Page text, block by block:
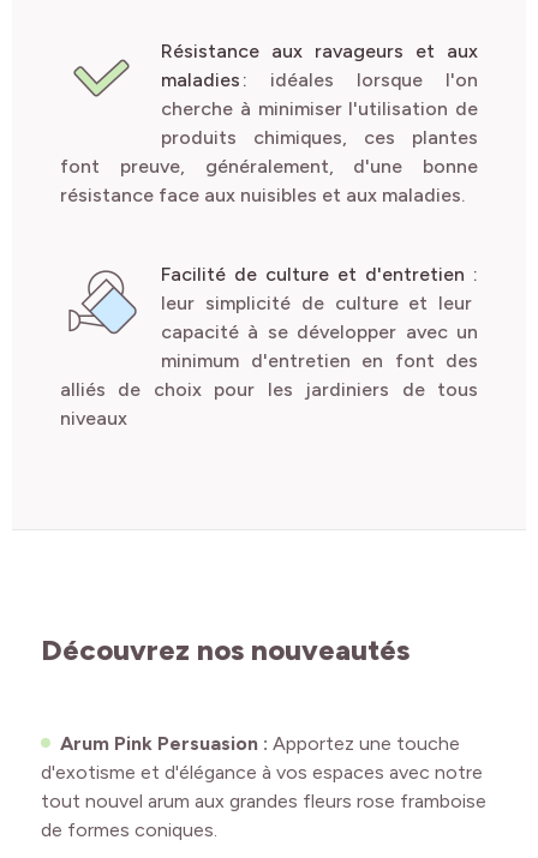
Résistance aux ravageurs et aux
maladies : idéales lorsque l'on
cherche à minimiser l'utilisation de
produits chimiques, ces plantes
font preuve, généralement, d'une bonne
résistance face aux nuisibles et aux maladies.
Facilité de culture et d'entretien :
leur simplicité de culture et leur
capacité à se développer avec un
minimum d'entretien en font des
alliés de choix pour les jardiniers de tous
niveaux
Découvrez nos nouveautés
Arum Pink Persuasion : Apportez une touche
d'exotisme et d'élégance à vos espaces avec notre
tout nouvel arum aux grandes fleurs rose framboise
de formes coniques.